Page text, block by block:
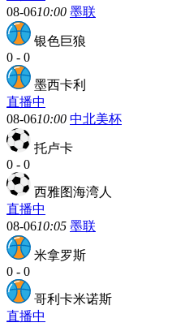
08-0610:00 墨联
银色巨狼
0 - 0
墨西卡利
直播中
08-0610:00 中北美杯
托卢卡
0 - 0
西雅图海湾人
直播中
08-0610:05 墨联
米拿罗斯
0 - 0
哥利卡米诺斯
直播中